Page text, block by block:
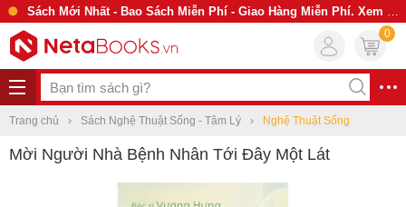
Sách Mới Nhất - Bao Sách Miễn Phí - Giao Hàng Miễn Phí. Xem Ngay
0
Trang chủ Sách Nghệ Thuật Sống - Tâm Lý Nghệ Thuật Sống
Mời Người Nhà Bệnh Nhân Tới Đây Một Lát